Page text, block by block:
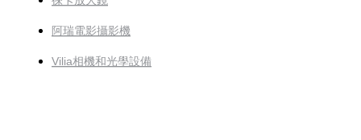
阿瑞電影攝影機
Vilia相機和光學設備